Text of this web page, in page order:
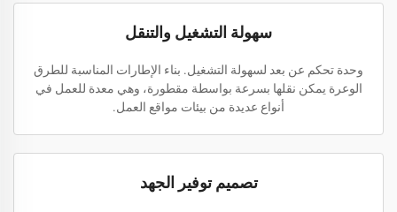
سهولة التشغيل والتنقل
وحدة تحكم عن بعد لسهولة التشغيل. بناء الإطارات المناسبة للطرق
الوعرة يمكن نقلها بسرعة بواسطة مقطورة، وهي معدة للعمل في
أنواع عديدة من بيئات مواقع العمل.
تصميم توفير الجهد